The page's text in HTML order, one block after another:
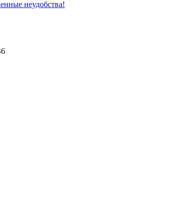
неудобства!